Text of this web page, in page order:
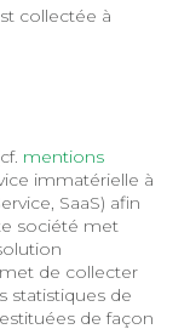
collectée à
mentions
immatérielle à
SaaS) afin
de collecter
statistiques de
de façon